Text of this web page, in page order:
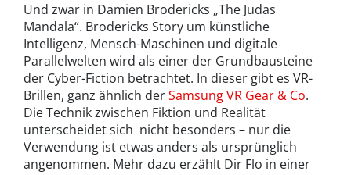
Und zwar in Damien Brodericks „The Judas
Mandala“. Brodericks Story um künstliche
Intelligenz, Mensch-Maschinen und digitale
Parallelwelten wird als einer der Grundbausteine
der Cyber-Fiction betrachtet. In dieser gibt es VR-
Brillen, ganz ähnlich derSamsung VR Gear & Co.
Die Technik zwischen Fiktion und Realität
unterscheidet sich nicht besonders – nur die
Verwendung ist etwas anders als ursprünglich
angenommen. Mehr dazu erzählt Dir Flo in einer